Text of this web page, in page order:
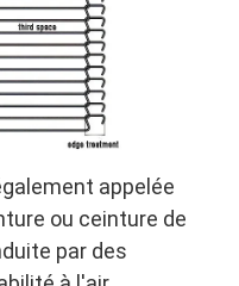
appelée
ou ceinture de
par des